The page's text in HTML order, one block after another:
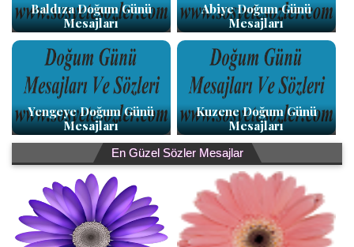
Baldıza Doğum Günü
Mesajları
Abiye Doğum Günü
Mesajları
Yengeye Doğum Günü
Mesajları
Kuzene Doğum Günü
Mesajları
En Güzel Sözler Mesajlar